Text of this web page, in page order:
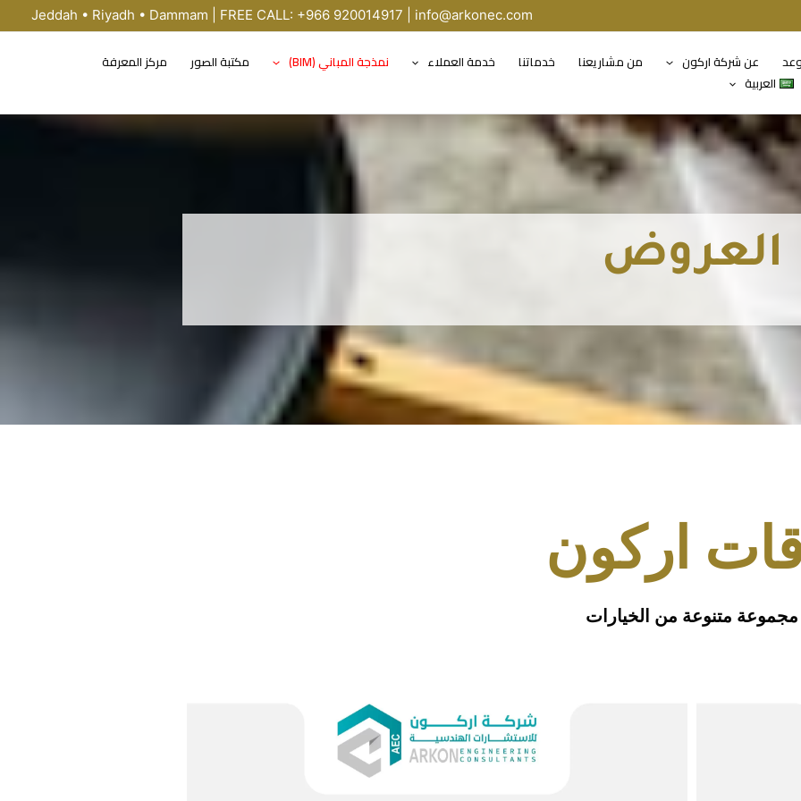
Jeddah • Riyadh • Dammam | FREE CALL: +966 920014917 | info@arkonec.com
عن شركة اركون من مشاريعنا خدماتنا خدمة العملاء نمذجة المباني (BIM) مكتبة الصور
مركز المعرفة
العربية
العروض
اركون
مجموعة متنوعة من الخيارات